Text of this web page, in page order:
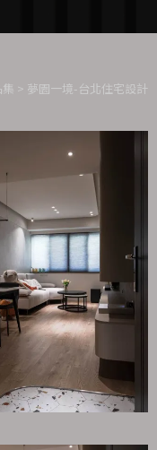
> 夢園一境-台北住宅設計